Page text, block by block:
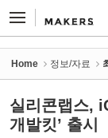
Home 정보/자료
실리콘랩스,
개발킷’ 출시